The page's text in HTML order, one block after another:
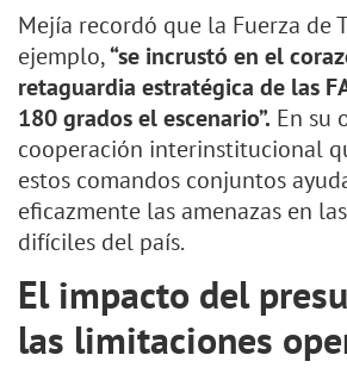
Mejía recordó que la Fuerza de
ejemplo,“se incrustó en el
retaguardia estratégica de las
180 grados el escenario”. En su
cooperación interinstitucional
estos comandos conjuntos
eficazmente las amenazas en
difíciles del país.
El impacto del
las limitaciones